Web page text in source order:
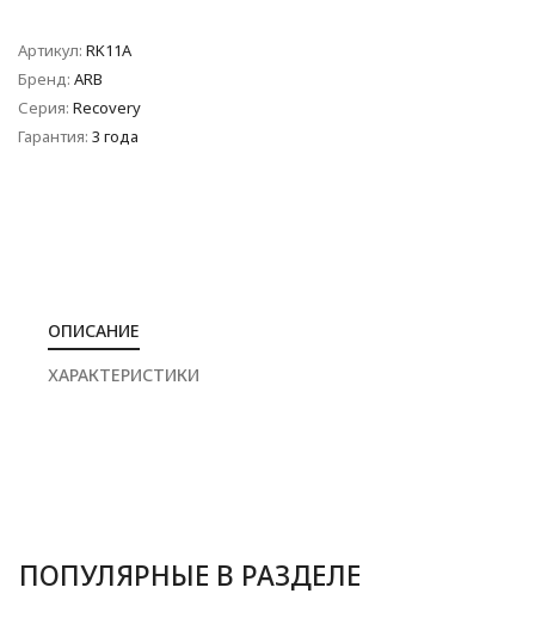
Артикул: RK11A
Бренд: ARB
Серия: Recovery
Гарантия: 3 года
ОПИСАНИЕ
ХАРАКТЕРИСТИКИ
ПОПУЛЯРНЫЕ В РАЗДЕЛЕ